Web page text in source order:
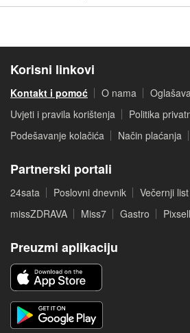
Korisni linkovi
Kontakt i pomoć O nama
Uvjeti i pravila korištenja
Politika
Podešavanje kolačića
Način plaćanja
Partnerski portali
24sata Poslovni dnevnik Večernji list
missZDRAVA
Miss7 Gastro Pixsell
Preuzmi aplikaciju